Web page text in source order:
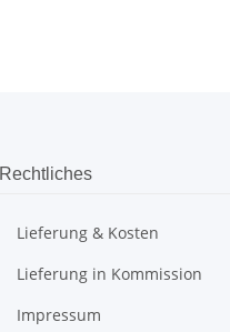
Rechtliches
Lieferung & Kosten
Lieferung in Kommission
Impressum